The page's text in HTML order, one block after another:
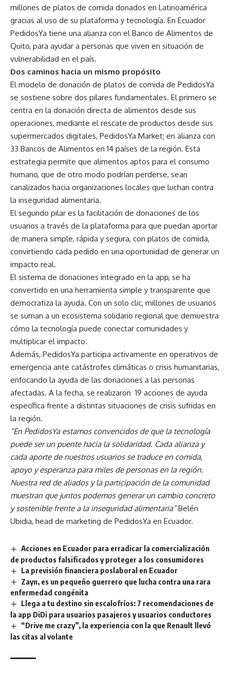
millones de platos de comida donados en Latinoamérica
gracias al uso de su plataforma y tecnología. En Ecuador
PedidosYa tiene una alianza con el Banco de Alimentos de
Quito, para ayudar a personas que viven en situación de
vulnerabilidad en el país.
Dos caminos hacia un mismo propósito
El modelo de donación de platos de comida de PedidosYa
se sostiene sobre dos pilares fundamentales. El primero se
centra en la donación directa de alimentos desde sus
operaciones, mediante el rescate de productos desde sus
supermercados digitales, PedidosYa Market; en alianza con
33 Bancos de Alimentos en 14 países de la región. Esta
estrategia permite que alimentos aptos para el consumo
humano, que de otro modo podrían perderse, sean
canalizados hacia organizaciones locales que luchan contra
la inseguridad alimentaria.
El segundo pilar es la facilitación de donaciones de los
usuarios a través de la plataforma para que puedan aportar
de manera simple, rápida y segura, con platos de comida,
convirtiendo cada pedido en una oportunidad de generar un
impacto real.
El sistema de donaciones integrado en la app, se ha
convertido en una herramienta simple y transparente que
democratiza la ayuda. Con un solo clic, millones de usuarios
se suman a un ecosistema solidario regional que demuestra
cómo la tecnología puede conectar comunidades y
multiplicar el impacto.
Además, PedidosYa participa activamente en operativos de
emergencia ante catástrofes climáticas o crisis humanitarias,
enfocando la ayuda de las donaciones a las personas
afectadas. A la fecha, se realizaron 19 acciones de ayuda
específica frente a distintas situaciones de crisis sufridas en
la región.
“En PedidosYa estamos convencidos de que la tecnología
puede ser un puente hacia la solidaridad. Cada alianza y
cada aporte de nuestros usuarios se traduce en comida,
apoyo y esperanza para miles de personas en la región.
Nuestra red de aliados y la participación de la comunidad
muestran que juntos podemos generar un cambio concreto
y sostenible frente a la inseguridad alimentaria”Belén
Ubidia, head de marketing de PedidosYa en Ecuador.
Acciones en Ecuador para erradicar la comercialización
de productos falsificados y proteger a los consumidores
La previsión financiera poslaboral en Ecuador
Zayn, es un pequeño guerrero que lucha contra una rara
enfermedad congénita
Llega a tu destino sin escalofríos: 7 recomendaciones de
la app DiDi para usuarios pasajeros y usuarios conductores
“Drive me crazy”, la experiencia con la que Renault llevó
las citas al volante